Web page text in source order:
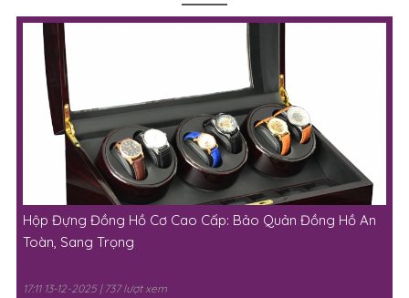
Hộp Đựng Đồng Hồ Cơ Cao Cấp: Bảo Quản Đồng Hồ An
Toàn, Sang Trọng
17:11 13-12-2025 | 737 lượt xem